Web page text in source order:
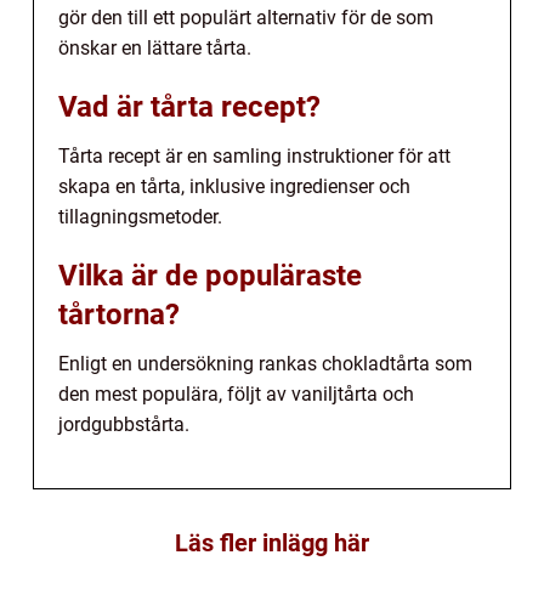
gör den till ett populärt alternativ för de som
önskar en lättare tårta.
Vad är tårta recept?
Tårta recept är en samling instruktioner för att
skapa en tårta, inklusive ingredienser och
tillagningsmetoder.
Vilka är de populäraste
tårtorna?
Enligt en undersökning rankas chokladtårta som
den mest populära, följt av vaniljtårta och
jordgubbstårta.
Läs fler inlägg här